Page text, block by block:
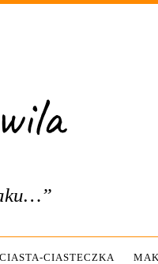
CIASTA-CIASTECZKA